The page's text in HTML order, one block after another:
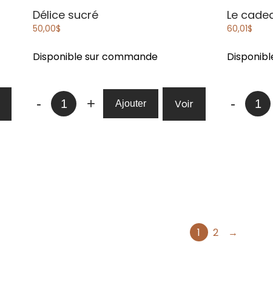
Délice sucré
50,00$
Disponible sur commande
-
quantité
de
+ Ajouter Voir
Le
60,01$
-
quantité
de
1 2 →